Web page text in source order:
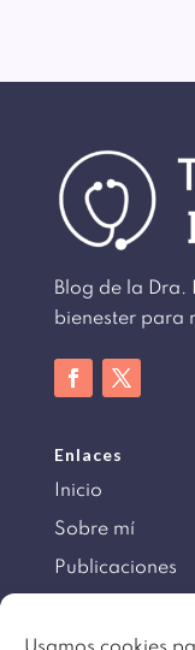
Blog de la Dra.
bienester para
Enlaces
Inicio
Sobre mí
Publicaciones
Información